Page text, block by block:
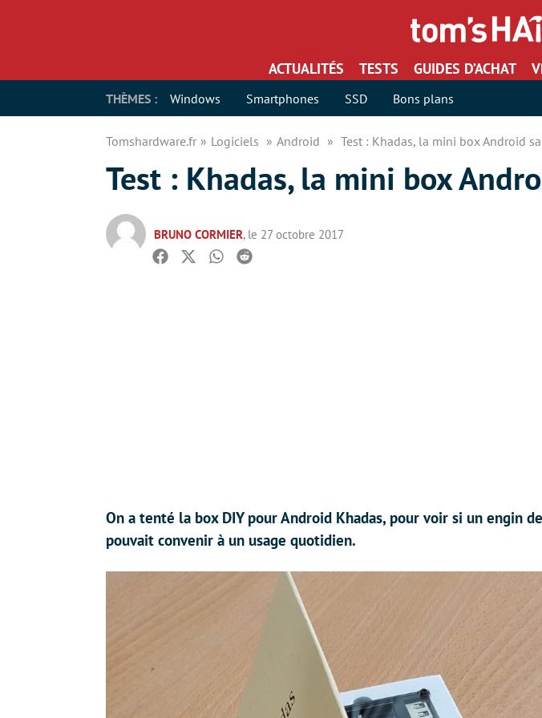
ACTUALITÉS TESTS GUIDES D’ACHAT
THÈMES : Windows Smartphones SSD Bons plans
Tomshardware.fr Logiciels Android Test : Khadas, la mini box Android
Test : Khadas, la mini box
BRUNO CORMIER, le 27 octobre 2017
Facebook
TwitterWhatsapp
Reddit
On a tenté la box DIY pour Android Khadas, pour voir si un engin
pouvait convenir à un usage quotidien.